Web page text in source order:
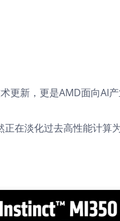
更新，更是AMD面向AI
在淡化过去高性能计算